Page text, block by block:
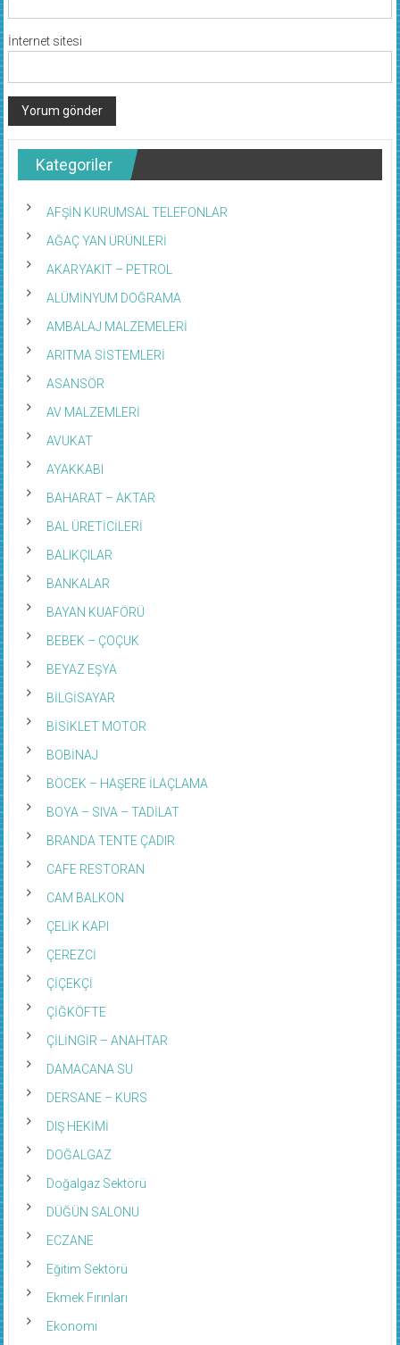
İnternet sitesi
Kategoriler
AFŞİN KURUMSAL TELEFONLAR
AĞAÇ YAN ÜRÜNLERİ
AKARYAKIT – PETROL
ALÜMİNYUM DOĞRAMA
AMBALAJ MALZEMELERİ
ARITMA SİSTEMLERİ
ASANSÖR
AV MALZEMLERİ
AVUKAT
AYAKKABI
BAHARAT – AKTAR
BAL ÜRETİCİLERİ
BALIKÇILAR
BANKALAR
BAYAN KUAFÖRÜ
BEBEK – ÇOÇUK
BEYAZ EŞYA
BİLGİSAYAR
BİSİKLET MOTOR
BOBİNAJ
BÖCEK – HAŞERE İLAÇLAMA
BOYA – SIVA – TADİLAT
BRANDA TENTE ÇADIR
CAFE RESTORAN
CAM BALKON
ÇELİK KAPI
ÇEREZCİ
ÇİÇEKÇİ
ÇİĞKÖFTE
ÇİLİNGİR – ANAHTAR
DAMACANA SU
DERSANE – KURS
DIŞ HEKİMİ
DOĞALGAZ
Doğalgaz Sektörü
DÜĞÜN SALONU
ECZANE
Eğitim Sektörü
Ekmek Fırınları
Ekonomi